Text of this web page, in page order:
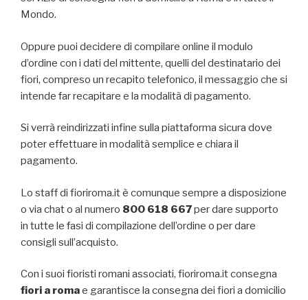
Mondo.
Oppure puoi decidere di compilare online il modulo
d’ordine con i dati del mittente, quelli del destinatario dei
fiori, compreso un recapito telefonico, il messaggio che si
intende far recapitare e la modalità di pagamento.
Si verrà reindirizzati infine sulla piattaforma sicura dove
poter effettuare in modalità semplice e chiara il
pagamento.
Lo staff di fioriroma.it è comunque sempre a disposizione
o via chat o al numero 800 618 667per dare supporto
in tutte le fasi di compilazione dell’ordine o per dare
consigli sull’acquisto.
Con i suoi fioristi romani associati, fioriroma.it consegna
fiori a romae garantisce la consegna dei fiori a domicilio